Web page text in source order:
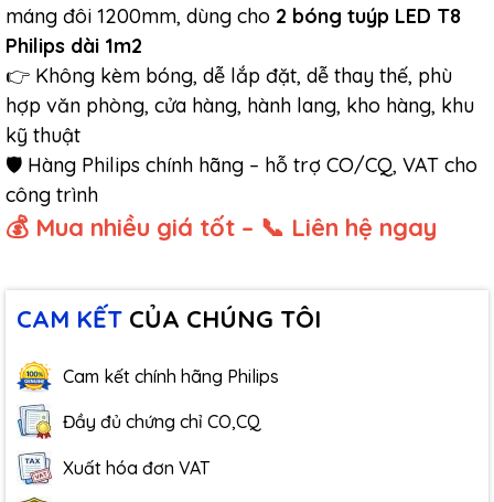
máng đôi 1200mm, dùng cho 2 bóng tuýp LED T8
Philips dài 1m2
👉 Không kèm bóng, dễ lắp đặt, dễ thay thế, phù
hợp văn phòng, cửa hàng, hành lang, kho hàng, khu
kỹ thuật
🛡️ Hàng Philips chính hãng – hỗ trợ CO/CQ, VAT cho
công trình
💰 Mua nhiều giá tốt – 📞 Liên hệ ngay
CAM KẾT CỦA CHÚNG TÔI
Cam kết chính hãng Philips
Đầy đủ chứng chỉ CO,CQ
Xuất hóa đơn VAT